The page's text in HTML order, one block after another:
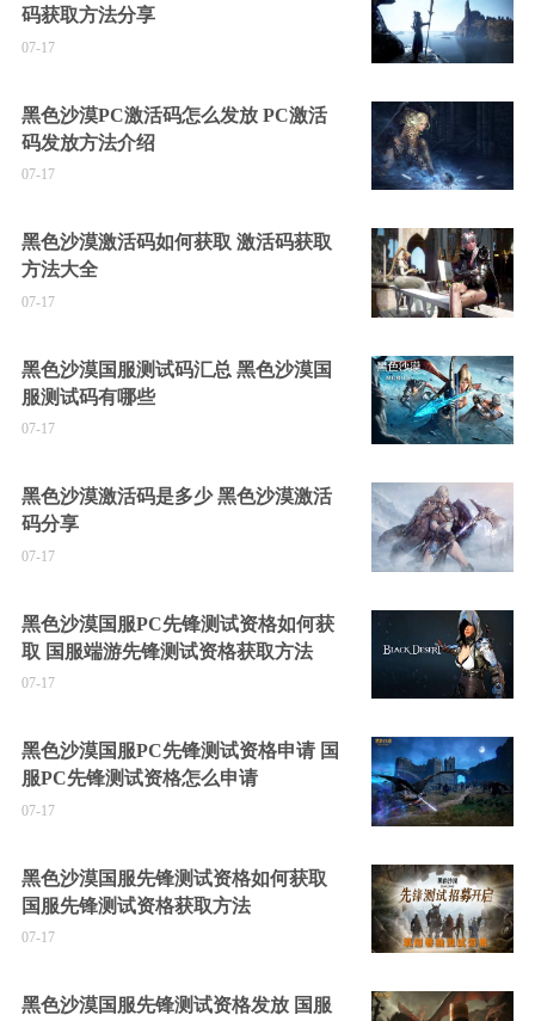
码获取方法分享
07-17
黑色沙漠PC激活码怎么发放 PC激活
码发放方法介绍
07-17
黑色沙漠激活码如何获取 激活码获取
方法大全
07-17
黑色沙漠国服测试码汇总 黑色沙漠国
服测试码有哪些
07-17
黑色沙漠激活码是多少 黑色沙漠激活
码分享
07-17
黑色沙漠国服PC先锋测试资格如何获
取 国服端游先锋测试资格获取方法
07-17
黑色沙漠国服PC先锋测试资格申请 国
服PC先锋测试资格怎么申请
07-17
黑色沙漠国服先锋测试资格如何获取
国服先锋测试资格获取方法
07-17
黑色沙漠国服先锋测试资格发放 国服